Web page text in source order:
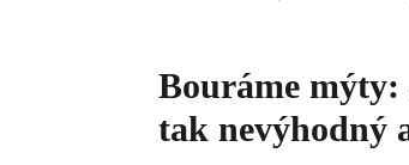
​Bouráme
tak nevýhodný